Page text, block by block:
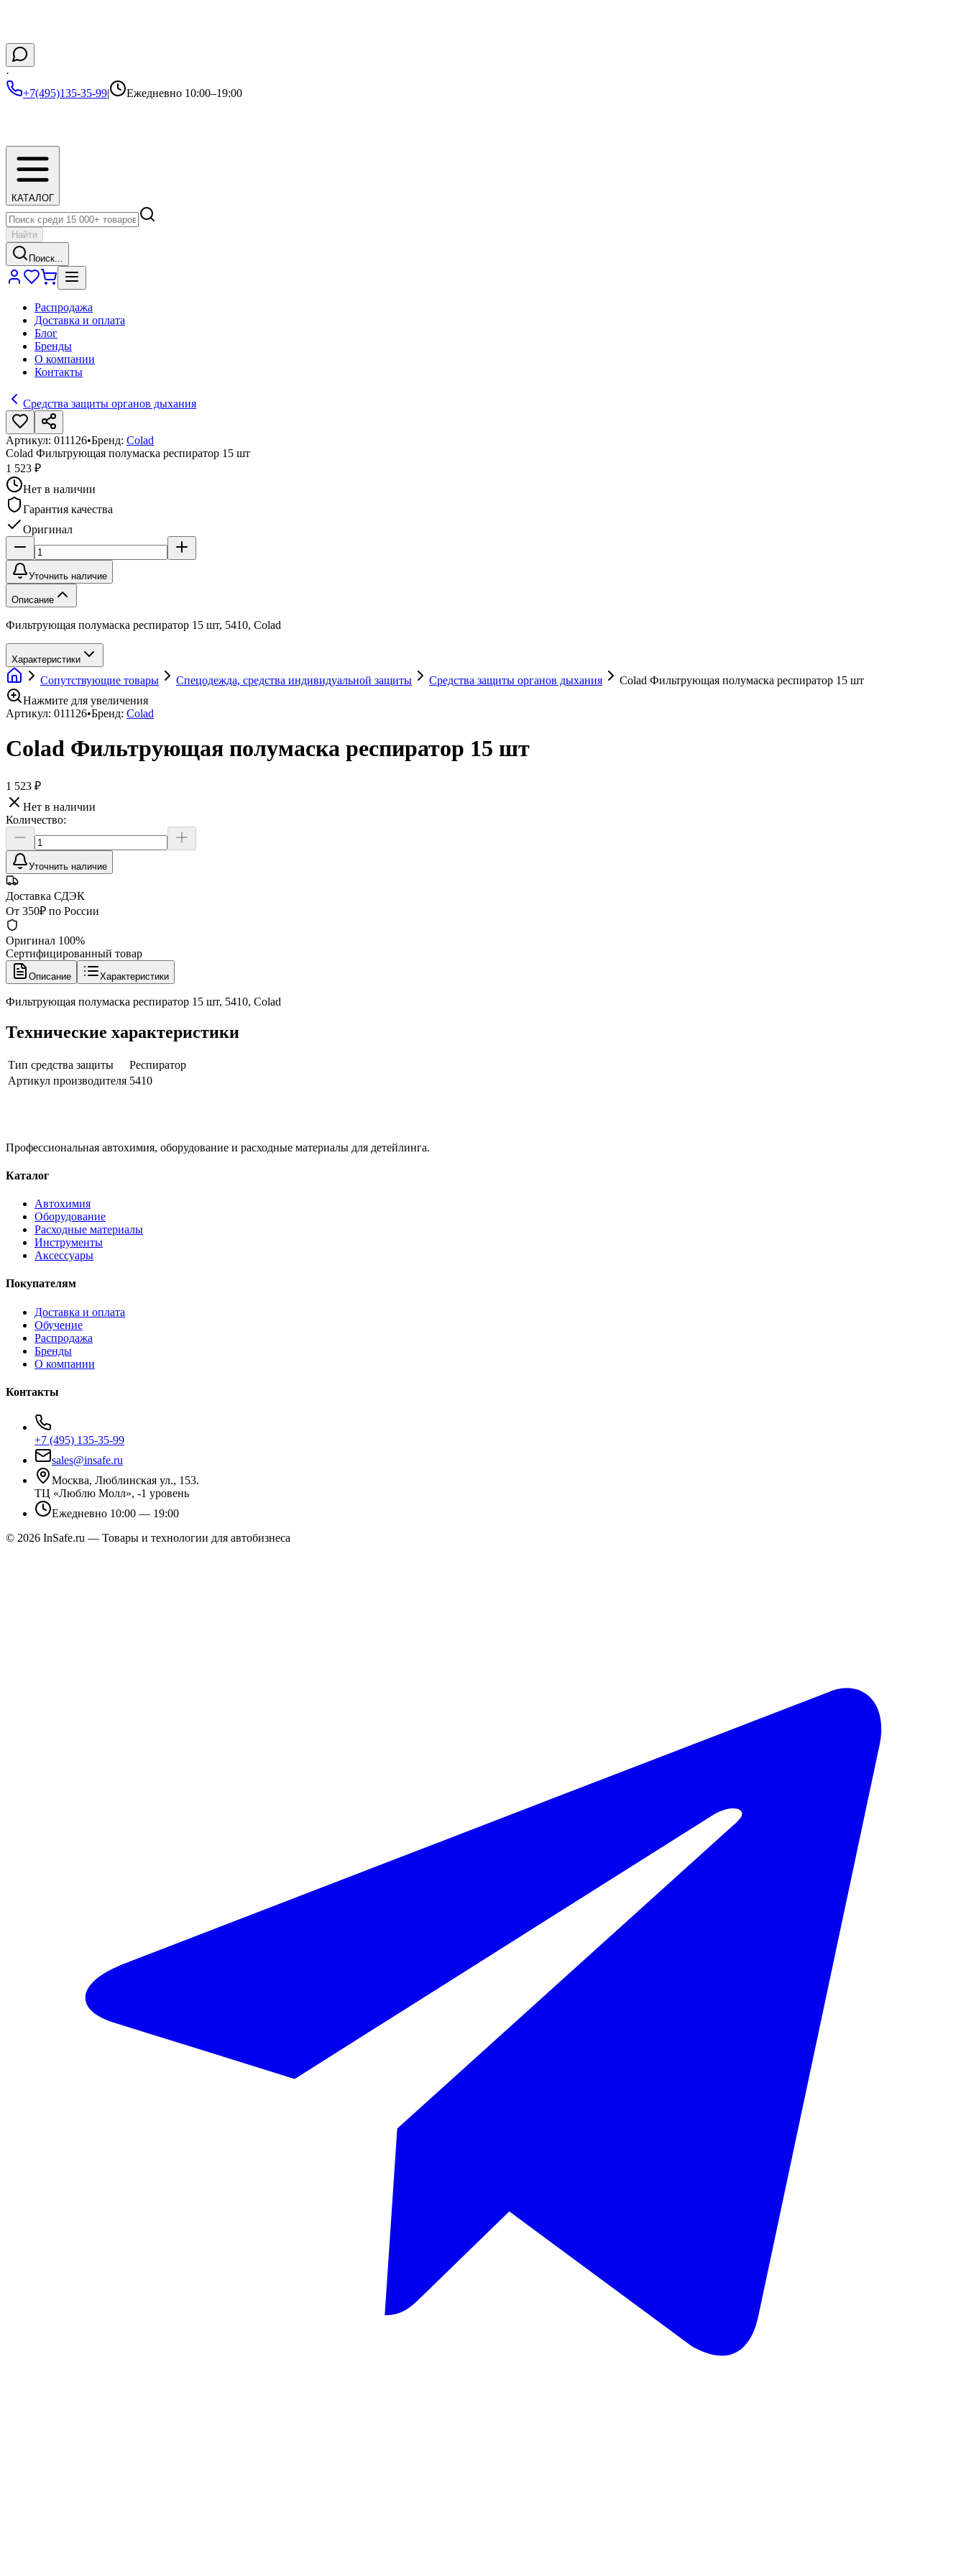
·
+7(495)135-35-99| Ежедневно 10:00–19:00
КАТАЛОГ
Найти
Поиск...
Распродажа
Доставка и оплата
Блог
Бренды
О компании
Контакты
Средства защиты органов дыхания
Артикул: 011126•Бренд: Colad
Colad Фильтрующая полумаска респиратор 15 шт
1 523 ₽
Нет в наличии
Гарантия качества
Оригинал
Уточнить наличие
Описание
Фильтрующая полумаска респиратор 15 шт, 5410, Colad
Характеристики
Сопутствующие товары Спецодежда, средства индивидуальной защиты Средства защиты органов дыхания
Colad Фильтрующая полумаска респиратор 15 шт
Нажмите для увеличения
Артикул: 011126•Бренд: Colad
Colad Фильтрующая полумаска респиратор 15 шт
1 523 ₽
Нет в наличии
Количество:
Уточнить наличие
Доставка СДЭК
От 350₽ по России
Оригинал 100%
Сертифицированный товар
Описание Характеристики
Фильтрующая полумаска респиратор 15 шт, 5410, Colad
Технические характеристики
Тип средства защиты
Респиратор
Артикул производителя 5410
Профессиональная автохимия, оборудование и расходные материалы для детейлинга.
Каталог
Автохимия
Оборудование
Расходные материалы
Инструменты
Аксессуары
Покупателям
Доставка и оплата
Обучение
Распродажа
Бренды
О компании
Контакты
+7 (495) 135-35-99
sales@insafe.ru
Москва, Люблинская ул., 153.
ТЦ «Люблю Молл», -1 уровень
Ежедневно 10:00 — 19:00
© 2026 InSafe.ru — Товары и технологии для автобизнеса